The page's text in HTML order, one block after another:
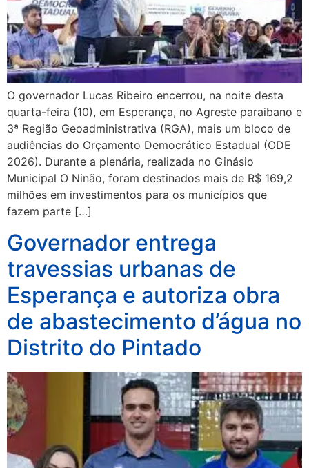
O governador Lucas Ribeiro encerrou, na noite desta
quarta-feira (10), em Esperança, no Agreste paraibano e
3ª Região Geoadministrativa (RGA), mais um bloco de
audiências do Orçamento Democrático Estadual (ODE
2026). Durante a plenária, realizada no Ginásio
Municipal O Ninão, foram destinados mais de R$ 169,2
milhões em investimentos para os municípios que
fazem parte […]
Governador entrega
travessias urbanas de
Esperança e autoriza obra
de abastecimento d’água no
Distrito do Pintado